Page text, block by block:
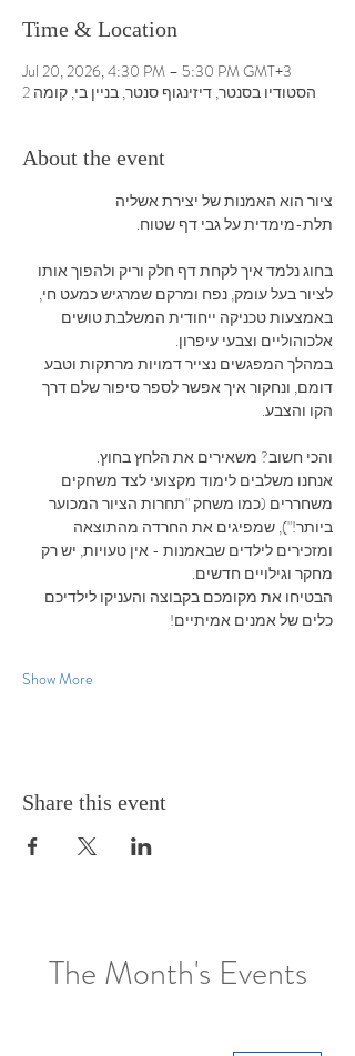
Time & Location
Jul 20, 2026, 4:30 PM – 5:30 PM GMT+3
הסטודיו בסנטר, דיזינגוף סנטר, בניין בי, קומה 2
About the event
ציור הוא האמנות של יצירת אשליה
תלת-מימדית על גבי דף שטוח.
בחוג נלמד איך לקחת דף חלק וריק ולהפוך אותו
לציור בעל עומק, נפח ומרקם שמרגיש כמעט חי,
באמצעות טכניקה ייחודית המשלבת טושים
אלכוהוליים וצבעי עיפרון.
במהלך המפגשים נצייר דמויות מרתקות וטבע
דומם, ונחקור איך אפשר לספר סיפור שלם דרך
הקו והצבע.
והכי חשוב? משאירים את הלחץ בחוץ.
אנחנו משלבים לימוד מקצועי לצד משחקים
משחררים (כמו משחק "תחרות הציור המכוער
ביותר!"), שמפיגים את החרדה מהתוצאה
ומזכירים לילדים שבאמנות - אין טעויות, יש רק
מחקר וגילויים חדשים.
הבטיחו את מקומכם בקבוצה והעניקו לילדיכם
כלים של אמנים אמיתיים!
Show More
Share this event
The Month's Events